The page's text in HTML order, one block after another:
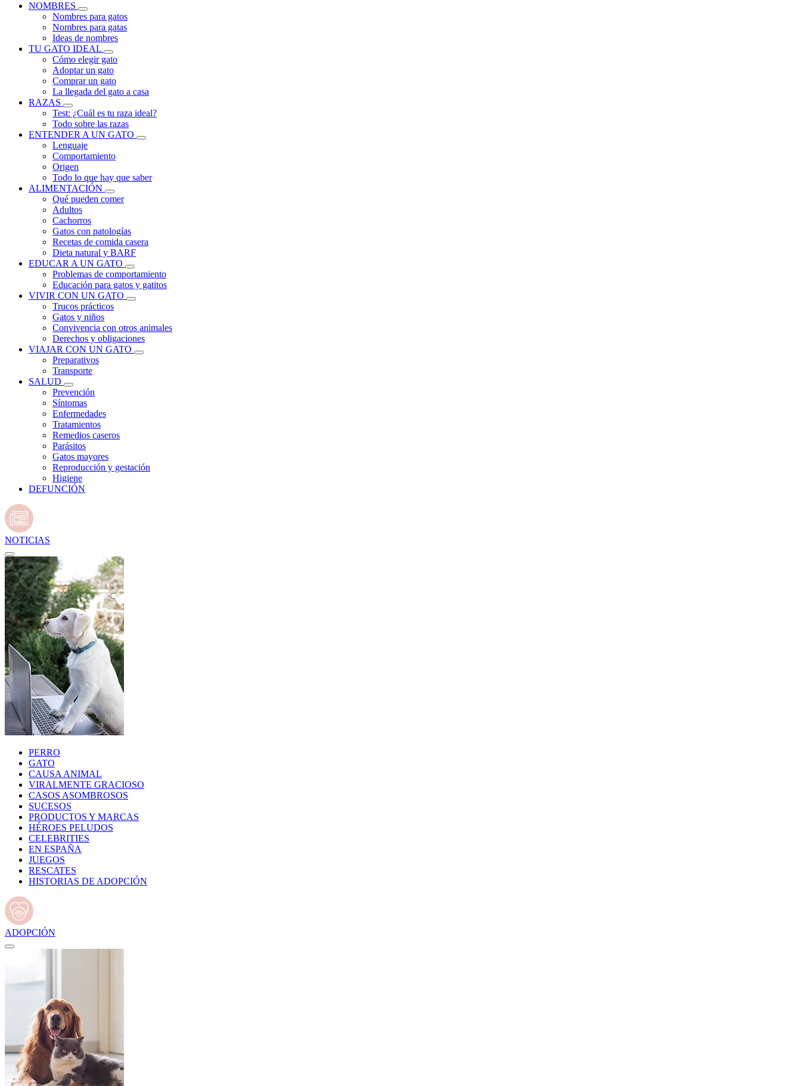
NOMBRES
Nombres para gatos
Nombres para gatas
Ideas de nombres
TU GATO IDEAL
Cómo elegir gato
Adoptar un gato
Comprar un gato
La llegada del gato a casa
RAZAS
Test: ¿Cuál es tu raza ideal?
Todo sobre las razas
ENTENDER A UN GATO
Lenguaje
Comportamiento
Origen
Todo lo que hay que saber
ALIMENTACIÓN
Qué pueden comer
Adultos
Cachorros
Gatos con patologías
Recetas de comida casera
Dieta natural y BARF
EDUCAR A UN GATO
Problemas de comportamiento
Educación para gatos y gatitos
VIVIR CON UN GATO
Trucos prácticos
Gatos y niños
Convivencia con otros animales
Derechos y obligaciones
VIAJAR CON UN GATO
Preparativos
Transporte
SALUD
Prevención
Síntomas
Enfermedades
Tratamientos
Remedios caseros
Parásitos
Gatos mayores
Reproducción y gestación
Higiene
DEFUNCIÓN
NOTICIAS
PERRO
GATO
CAUSA ANIMAL
VIRALMENTE GRACIOSO
CASOS ASOMBROSOS
SUCESOS
PRODUCTOS Y MARCAS
HÉROES PELUDOS
CELEBRITIES
EN ESPAÑA
JUEGOS
RESCATES
HISTORIAS DE ADOPCIÓN
ADOPCIÓN